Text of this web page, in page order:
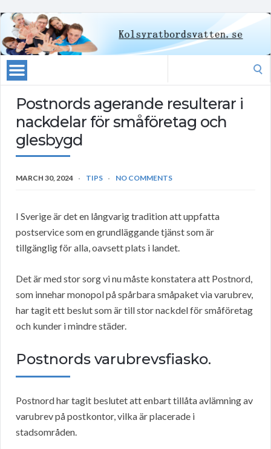
Postnords agerande resulterar i
nackdelar för småföretag och
glesbygd
MARCH 30, 2024 TIPS NO COMMENTS
I Sverige är det en långvarig tradition att uppfatta
postservice som en grundläggande tjänst som är
tillgänglig för alla, oavsett plats i landet.
Det är med stor sorg vi nu måste konstatera att Postnord,
som innehar monopol på spårbara småpaket via varubrev,
har tagit ett beslut som är till stor nackdel för småföretag
och kunder i mindre städer.
Postnords varubrevsfiasko.
Postnord har tagit beslutet att enbart tillåta avlämning av
varubrev på postkontor, vilka är placerade i
stadsområden.